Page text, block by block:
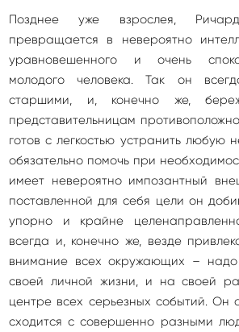
Позднее уже взрослея,
превращается в невероятно
уравновешенного и очень
молодого человека. Так он
старшими, и, конечно же,
представительницам
готов с легкостью устранить любую
обязательно помочь при
имеет невероятно импозантный
поставленной для себя цели он
упорно и крайне
всегда и, конечно же, везде
внимание всех окружающих – надо
своей личной жизни, и на своей
центре всех серьезных событий. Он
сходится с совершенно разными